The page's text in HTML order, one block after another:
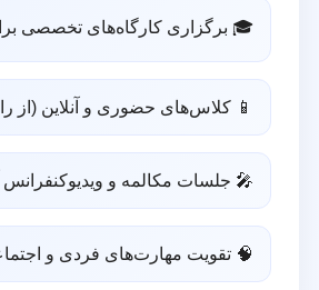
🎓 برگزاری کارگاه‌های تخصصی
📱 کلاس‌های حضوری و آنلاین (از
🎤 جلسات مکالمه و
🧠 تقویت مهارت‌های فردی و